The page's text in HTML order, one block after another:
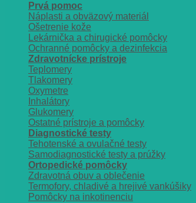
Prvá pomoc
Náplasti a obväzový materiál
Ošetrenie kože
Lekárnička a chirugické pomôcky
Ochranné pomôcky a dezinfekcia
Zdravotnícke prístroje
Teplomery
Tlakomery
Oxymetre
Inhalátory
Glukomery
Ostatné prístroje a pomôcky
Diagnostické testy
Tehotenské a ovulačné testy
Samodiagnostické testy a prúžky
Ortopedické pomôcky
Zdravotná obuv a oblečenie
Termofory, chladivé a hrejivé vankúšiky
Pomôcky na inkotinenciu